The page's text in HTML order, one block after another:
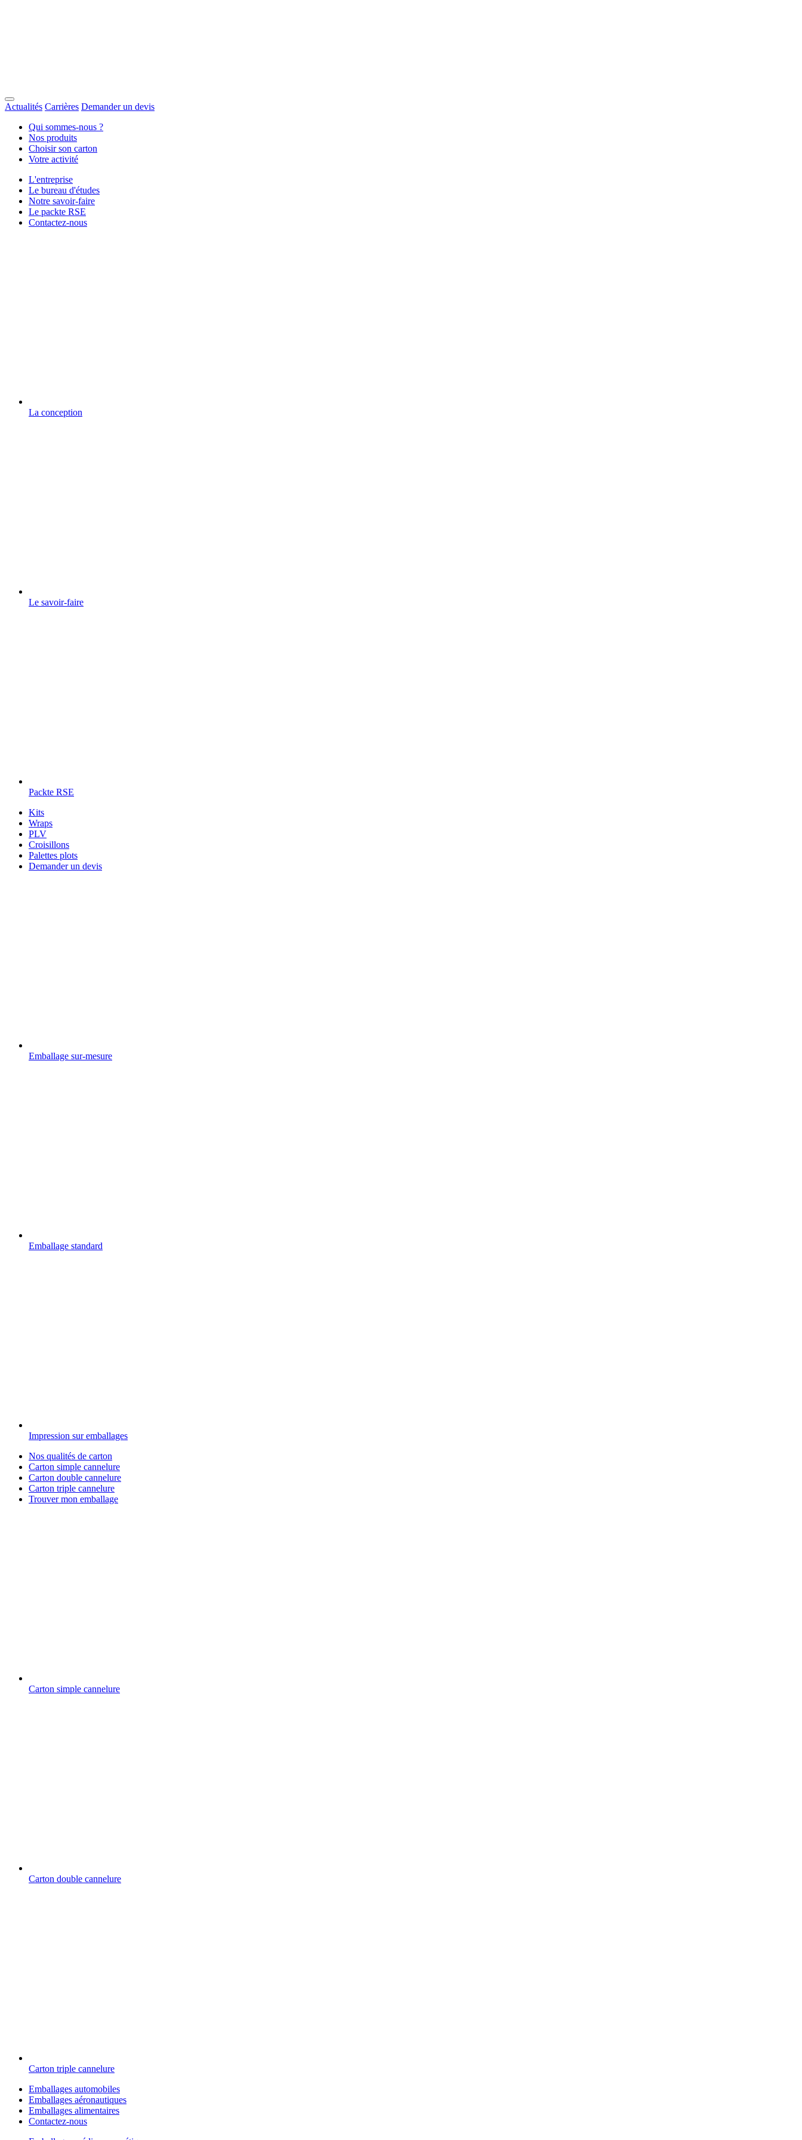
Actualités Carrières Demander un devis
Qui sommes-nous ?
Nos produits
Choisir son carton
Votre activité
L'entreprise
Le bureau d'études
Notre savoir-faire
Le packte RSE
Contactez-nous
La conception
Le savoir-faire
Packte RSE
Kits
Wraps
PLV
Croisillons
Palettes plots
Demander un devis
Emballage sur-mesure
Emballage standard
Impression sur emballages
Nos qualités de carton
Carton simple cannelure
Carton double cannelure
Carton triple cannelure
Trouver mon emballage
Carton simple cannelure
Carton double cannelure
Carton triple cannelure
Emballages automobiles
Emballages aéronautiques
Emballages alimentaires
Contactez-nous